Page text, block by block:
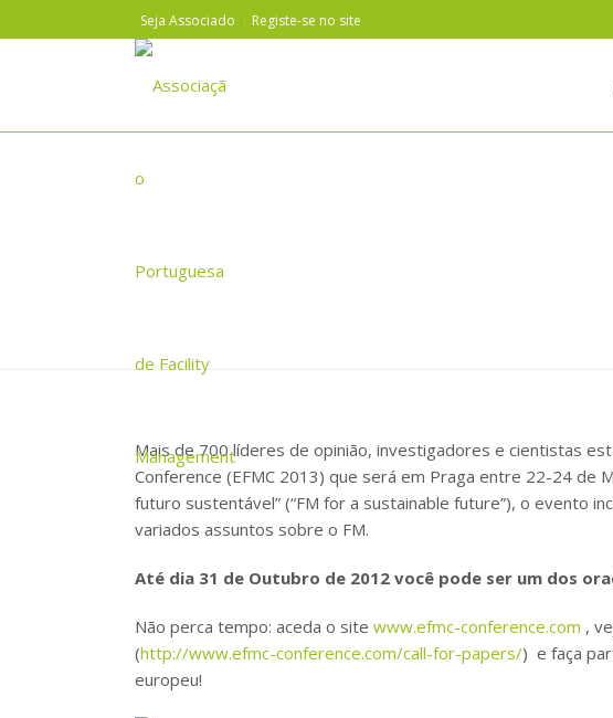
Seja Associado Registe-se no site
Mais de 700 líderes de opinião, investigadores e cientistas
Conference (EFMC 2013) que será em Praga entre 22-24 de
futuro sustentável” (“FM for a sustainable future”), o evento
variados assuntos sobre o FM.
Até dia 31 de Outubro de 2012 você pode ser um dos
Não perca tempo: aceda o site www.efmc-conference.com ,
(http://www.efmc-conference.com/call-for-papers/) e faça
europeu!